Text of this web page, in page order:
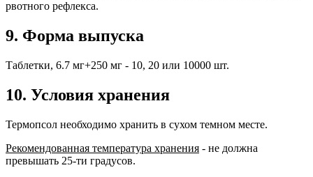
рвотного рефлекса.
9. Форма выпуска
Таблетки, 6.7 мг+250 мг - 10, 20 или 10000 шт.
10. Условия хранения
Термопсол необходимо хранить в сухом темном месте.
Рекомендованная температура хранения - не должна
превышать 25-ти градусов.